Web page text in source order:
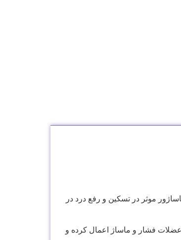
موثر در تسکین و رفع درد در
عضلات فشار و ماساژ اعمال کرده و